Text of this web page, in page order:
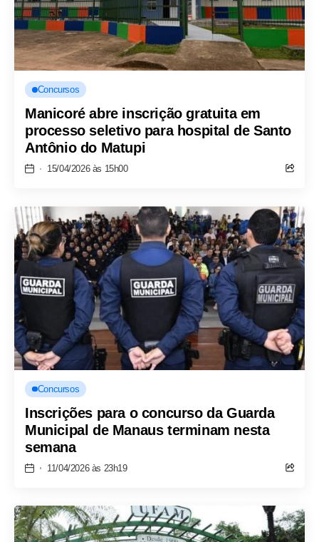
Concursos
Manicoré abre inscrição gratuita em
processo seletivo para hospital de Santo
Antônio do Matupi
15/04/2026 às 15h00
Concursos
Inscrições para o concurso da Guarda
Municipal de Manaus terminam nesta
semana
11/04/2026 às 23h19